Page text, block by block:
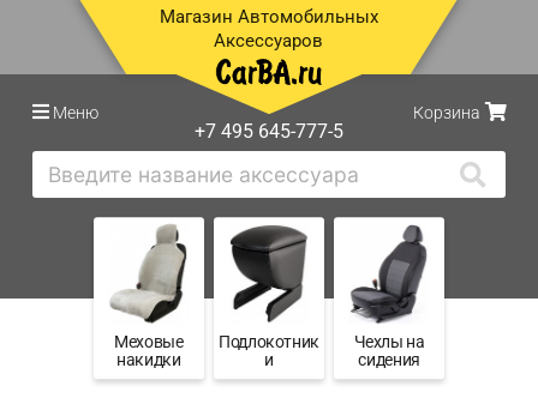
Магазин Автомобильных
Аксессуаров
Меню
+7 495 645-777-5
Корзина
Меховые
накидки
Подлокотник
и
Чехлы на
сидения